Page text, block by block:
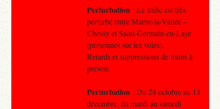
Perturbation : Le trafic est très
perturbé entre Marne-la-Vallée –
Chessy et Saint-Germain-en-Laye
(personnes sur les voies).
Retards et suppressions de trains à
prévoir.
Perturbation : Du 28 octobre au 13
décembre, du mardi au samedi